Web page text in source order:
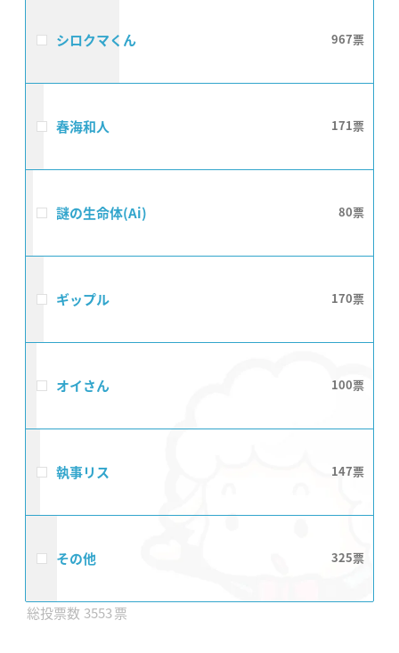
シロクマくん 967
春海和人 171
謎の生命体(Ai) 80
ギップル 170
オイさん 100
執事リス 147
その他 325
3553